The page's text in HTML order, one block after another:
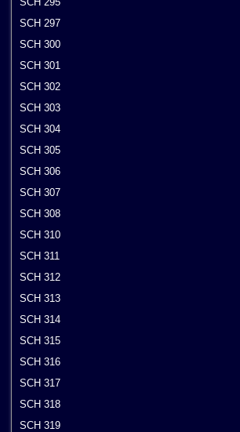
SCH 297
SCH 300
SCH 301
SCH 302
SCH 303
SCH 304
SCH 305
SCH 306
SCH 307
SCH 308
SCH 310
SCH 311
SCH 312
SCH 313
SCH 314
SCH 315
SCH 316
SCH 317
SCH 318
SCH 319